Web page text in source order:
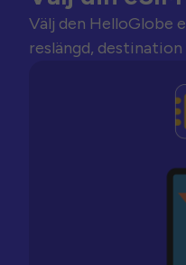
Välj den HelloGlobe
reslängd,